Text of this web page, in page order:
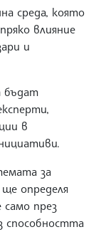
среда, която
влияние
и
бъдат
в
за
определя
само през
способността